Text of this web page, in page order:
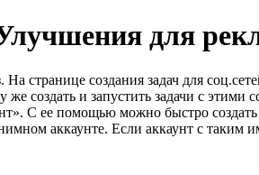
для
странице создания задач для
создать и запустить задачи с этими
С ее помощью можно быстро
аккаунте. Если аккаунт с